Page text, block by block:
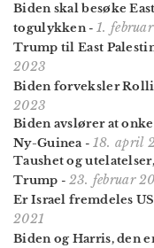
Biden skal besøke
togulykken-1.
Trump til East
2023
Biden forveksler
2023
Biden avslører at
Ny-Guinea - 18. april
Taushet og
Trump - 23. februar
Er Israel fremdeles
2021
Biden og Harris, den